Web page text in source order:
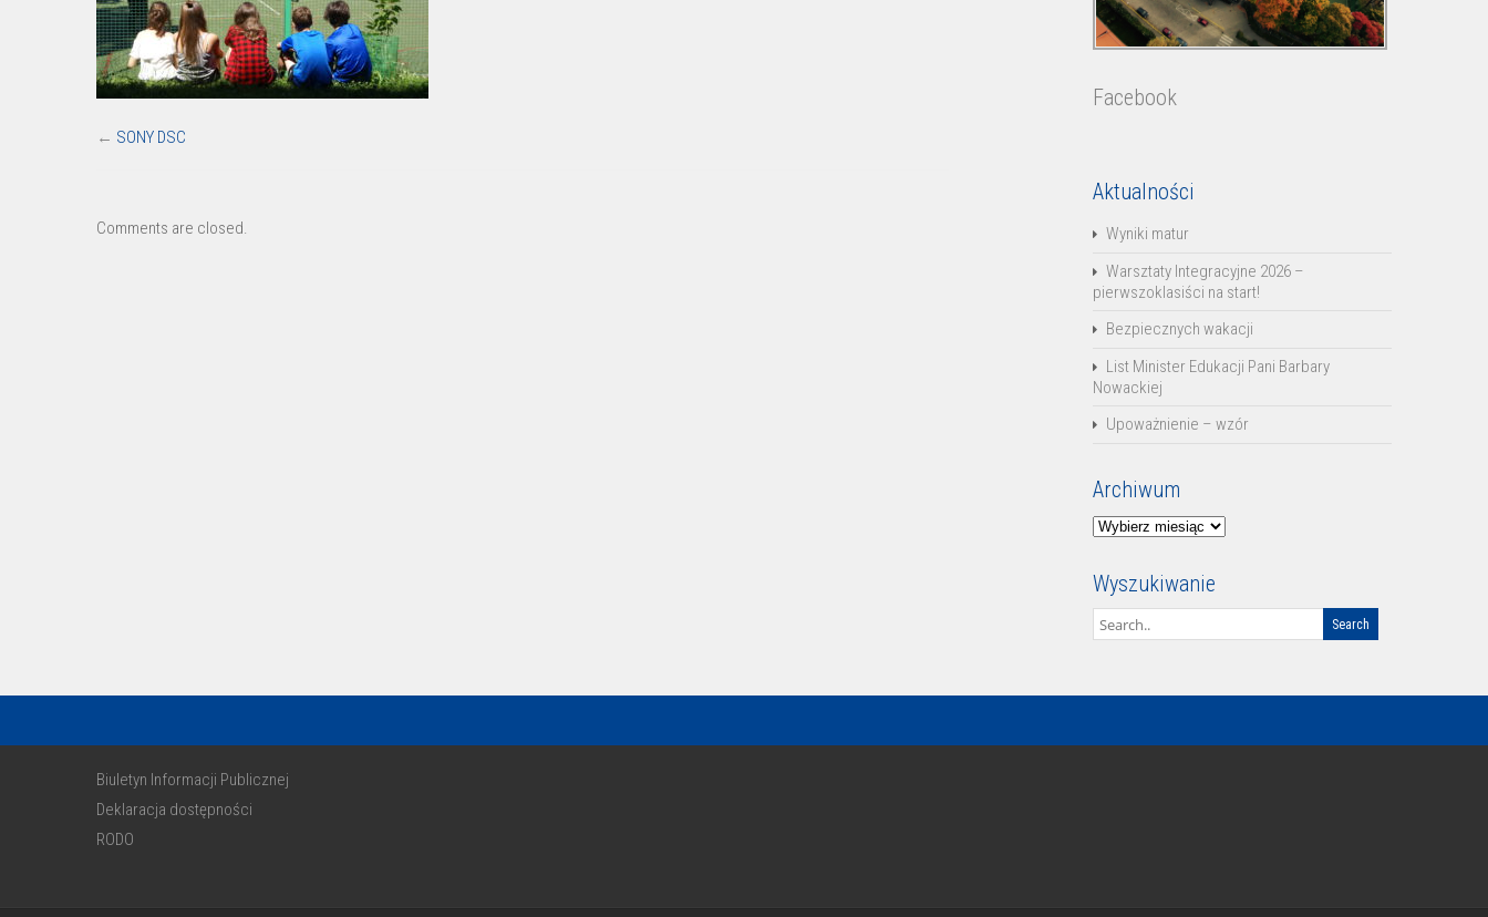
← SONY DSC
Comments are closed.
Facebook
Aktualności
Wyniki matur
Warsztaty Integracyjne 2026 –
pierwszoklasiści na start!
Bezpiecznych wakacji
List Minister Edukacji Pani Barbary
Nowackiej
Upoważnienie – wzór
Archiwum
Archiwum
Wyszukiwanie
Biuletyn Informacji Publicznej
Deklaracja dostępności
RODO